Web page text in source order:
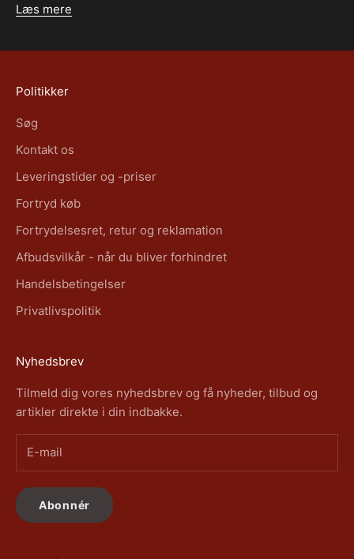
Læs mere
Politikker
Søg
Kontakt os
Leveringstider og -priser
Fortryd køb
Fortrydelsesret, retur og reklamation
Afbudsvilkår - når du bliver forhindret
Handelsbetingelser
Privatlivspolitik
Nyhedsbrev
Tilmeld dig vores nyhedsbrev og få nyheder, tilbud og
artikler direkte i din indbakke.
Abonnér